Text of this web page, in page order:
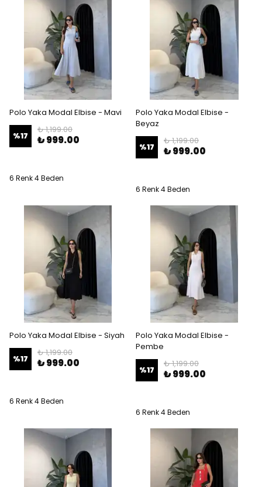
Polo Yaka Modal Elbise - Mavi
%17
₺ 1,199.00
₺ 999.00
6 Renk 4 Beden
Polo Yaka Modal Elbise -
Beyaz
%17
₺ 1,199.00
₺ 999.00
6 Renk 4 Beden
Polo Yaka Modal Elbise - Siyah
%17
₺ 1,199.00
₺ 999.00
6 Renk 4 Beden
Polo Yaka Modal Elbise -
Pembe
%17
₺ 1,199.00
₺ 999.00
6 Renk 4 Beden